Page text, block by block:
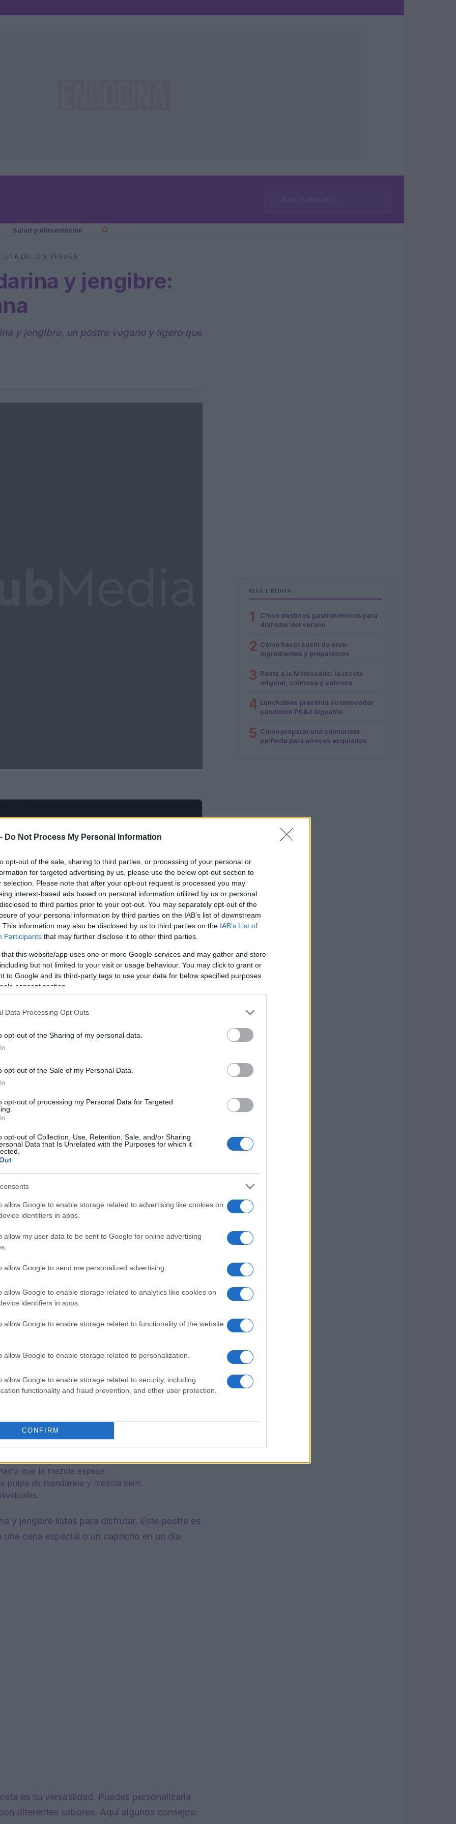
Do Not Process My Personal Information
opt-out of the sale, sharing to third parties, or processing of your personal or
for targeted advertising by us, please use the below opt-out section to
selection. Please note that after your opt-out request is processed you may
interest-based ads based on personal information utilized by us or personal
to third parties prior to your opt-out. You may separately opt-out of the
of your personal information by third parties on the IAB’s list of downstream
This information may also be disclosed by us to third parties on the IAB’s List of
Participants that may further disclose it to other third parties.
that this website/app uses one or more Google services and may gather and store
but not limited to your visit or usage behaviour. You may click to grant or
to Google and its third-party tags to use your data for below specified purposes
consent section.
Data Processing Opt Outs
opt-out of the Sharing of my personal data.
opt-out of the Sale of my Personal Data.
opt-out of processing my Personal Data for Targeted
opt-out of Collection, Use, Retention, Sale, and/or Sharing
Data that Is Unrelated with the Purposes for which it
allow Google to enable storage related to advertising like cookies on
identifiers in apps.
allow my user data to be sent to Google for online advertising
allow Google to send me personalized advertising.
allow Google to enable storage related to analytics like cookies on
identifiers in apps.
allow Google to enable storage related to functionality of the website
allow Google to enable storage related to personalization.
allow Google to enable storage related to security, including
functionality and fraud prevention, and other user protection.
CONFIRM
⌕Buscar
Salud y Alimentación
UNA DELICIA VEGANA
y jengibre:
y jengibre, un postre vegano y ligero que
mandarina y jengibre
mandarina y jengibre, necesitarás los
(puedes usar leche tradicional si lo prefieres)
es saludable, sino que también aporta un
mandarina, con su dulzura natural, se
picante del jengibre.
y no te llevará mucho tiempo. A
mandarinas y reserva la pulpa.
de almendras junto con el jugo de mandarina
con un poco de agua fría hasta disolverla por
añade la maicena disuelta y remueve
que la mezcla espese.
pulpa de mandarina y mezcla bien.
y jengibre listas para disfrutar. Este postre es
cena especial o un capricho en un día
es su versatilidad. Puedes personalizarla
diferentes sabores. Aquí algunos consejos:
MÁS LEÍDOS
1
Cinco destinos gastronómicos para
disfrutar del verano
2 Cómo hacer sushi de oreo:
ingredientes y preparación
3 Pasta a la Montecarlo: la receta
original, cremosa y sabrosa
4 Lunchables presenta su innovador
sándwich PB&J dippable
5 Cómo preparar una salmorreta
perfecta para arroces exquisitos